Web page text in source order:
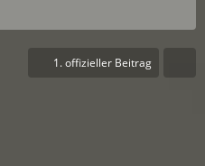
1. offizieller Beitrag